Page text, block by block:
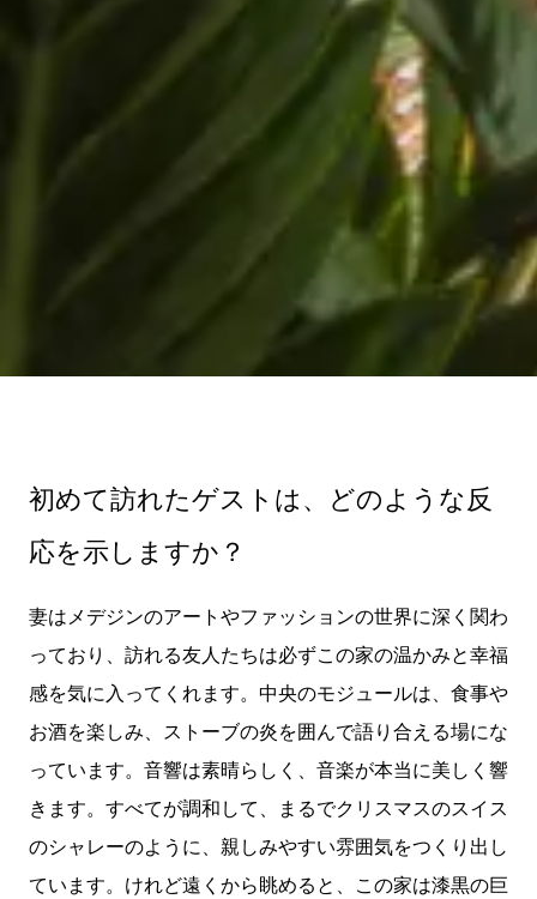
初めて訪れたゲストは、どのような反
応を示しますか？
妻はメデジンのアートやファッションの世界に深く関わ
っており、訪れる友人たちは必ずこの家の温かみと幸福
感を気に入ってくれます。中央のモジュールは、食事や
お酒を楽しみ、ストーブの炎を囲んで語り合える場にな
っています。音響は素晴らしく、音楽が本当に美しく響
きます。すべてが調和して、まるでクリスマスのスイス
のシャレーのように、親しみやすい雰囲気をつくり出し
ています。けれど遠くから眺めると、この家は漆黒の巨